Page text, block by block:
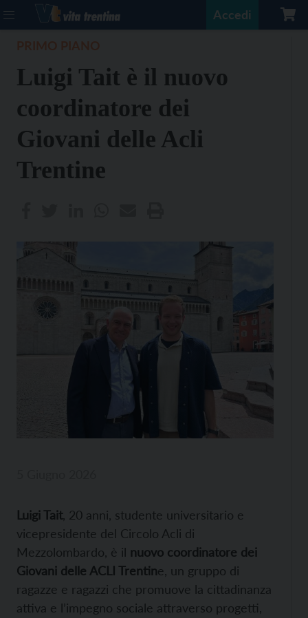
Accedi
Luigi Tait è il nuovo
coordinatore dei
Giovani delle Acli
Trentine
Luigi Tait, 20 anni, studente universitario e
vicepresidente del Circolo Acli di
Mezzolombardo, è il nuovo coordinatore dei
Giovani delle ACLI Trentine, un gruppo di
ragazze e ragazzi che promuove la cittadinanza
attiva e l’impegno sociale attraverso progetti,